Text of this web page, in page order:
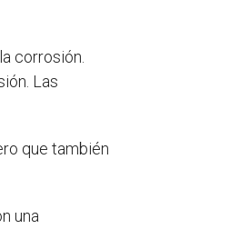
corrosión.
Las
que también
una